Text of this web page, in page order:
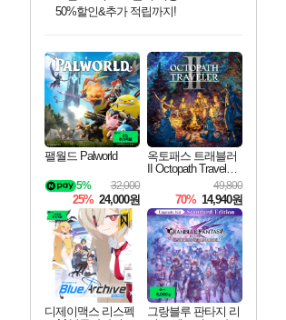
최대 90% 할인가를 만나보세요!
네이버혜택과 함께 만나보세요!
50%할인&추가 적립까지!
네이버 포인트 혜택까지!
이니&베니 혜택까지!
네이버 혜택가와 함께 예약하세요!
할인&네이버혜택으로 만나보세요!
네이버페이 혜택과 만나보세요!
40주년 프로모션으로 만나보세요!
할인가에 만나보세요!
일부 에디션 상시 할인!
혜택으로 예약 판매 중
편안하게 충전하세요
팰월드 Palworld
32,000
5%
25% 24,000원
옥토패스 트래블러
II Octopath Traveler I
49,800
70% 14,940원
디제이맥스 리스펙
그랑블루 판타지 리